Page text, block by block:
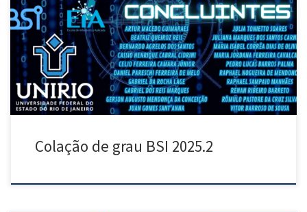
Convidamos a comunidade do BSI a participar da cerimônia de
Colação de Grau da turma 2025.2 do BSI. A cerimônia ocorrerá na
próxima quinta-feira, dia 5 de março de 2026, às 18h, no Auditório
Tércio Pacitti. Concluintes:
Colação de grau BSI 2025.2